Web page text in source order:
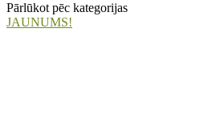
Pārlūkot pēc kategorijas
JAUNUMS!